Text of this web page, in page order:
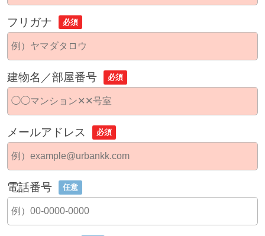
フリガナ 必須
建物名／部屋番号 必須
メールアドレス 必須
電話番号 任意